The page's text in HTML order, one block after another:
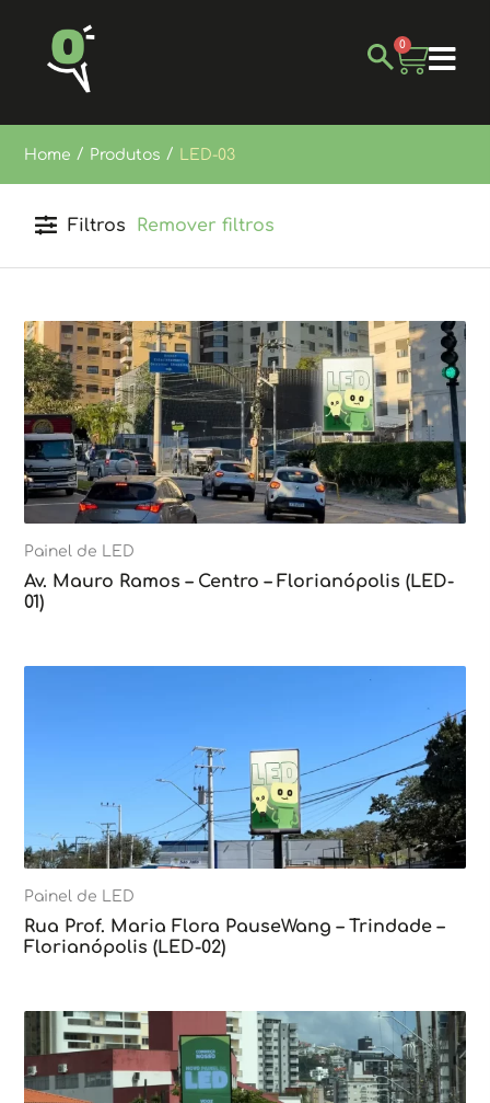
0
Home / Produtos / LED-03
Filtros Remover filtros
Painel de LED
Av. Mauro Ramos – Centro – Florianópolis (LED-
01)
Painel de LED
Rua Prof. Maria Flora PauseWang – Trindade –
Florianópolis (LED-02)